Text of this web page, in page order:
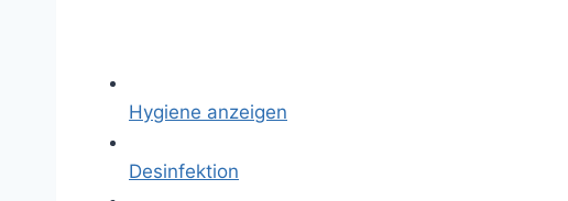
Hygiene anzeigen
Desinfektion